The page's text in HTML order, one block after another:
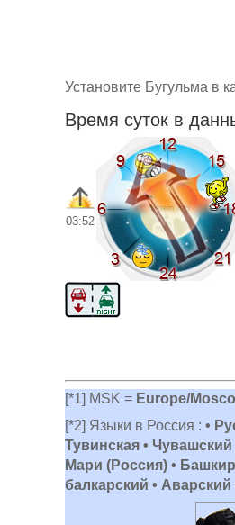
Установите Бугульма в
Время суток в
03:52
[*1] MSK = Europe/
[*2] Языки в Россия : •
Тувинская •
Мари (Россия) •
балкарский • Аварский